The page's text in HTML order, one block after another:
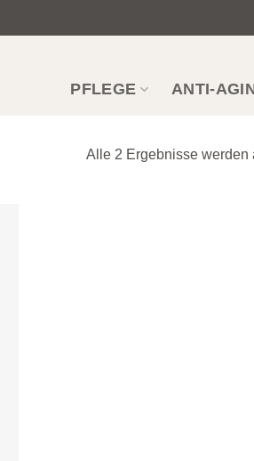
PFLEGE ANTI-
Alle 2 Ergebnisse werden